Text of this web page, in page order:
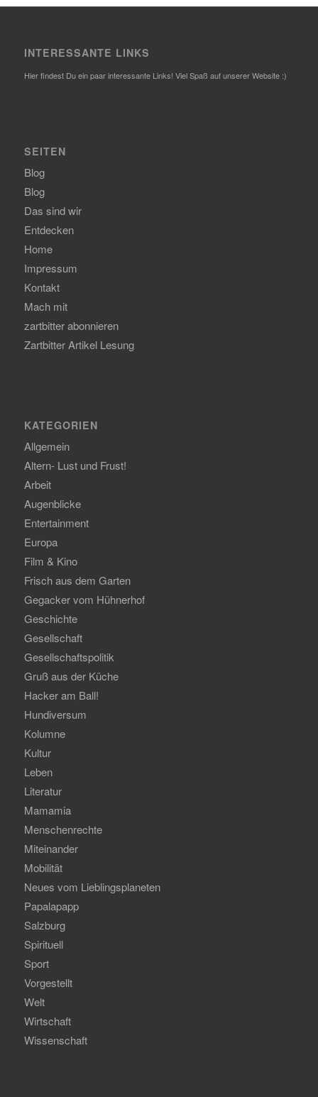
INTERESSANTE LINKS
Hier findest Du ein paar interessante Links! Viel Spaß auf unserer Website :)
SEITEN
Blog
Blog
Das sind wir
Entdecken
Home
Impressum
Kontakt
Mach mit
zartbitter abonnieren
Zartbitter Artikel Lesung
KATEGORIEN
Allgemein
Altern- Lust und Frust!
Arbeit
Augenblicke
Entertainment
Europa
Film & Kino
Frisch aus dem Garten
Gegacker vom Hühnerhof
Geschichte
Gesellschaft
Gesellschaftspolitik
Gruß aus der Küche
Hacker am Ball!
Hundiversum
Kolumne
Kultur
Leben
Literatur
Mamamia
Menschenrechte
Miteinander
Mobilität
Neues vom Lieblingsplaneten
Papalapapp
Salzburg
Spirituell
Sport
Vorgestellt
Welt
Wirtschaft
Wissenschaft